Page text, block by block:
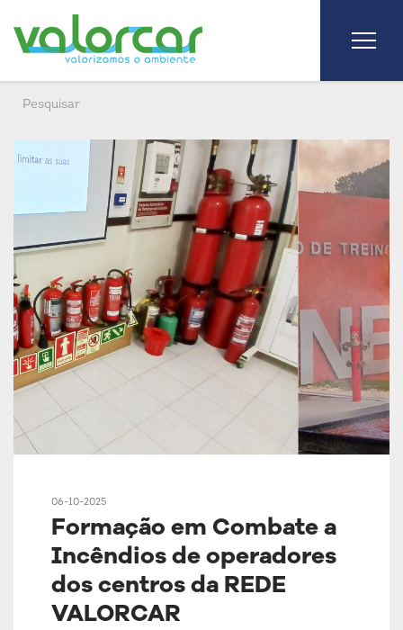
06-10-2025
Formação em Combate a
Incêndios de operadores
dos centros da REDE
VALORCAR